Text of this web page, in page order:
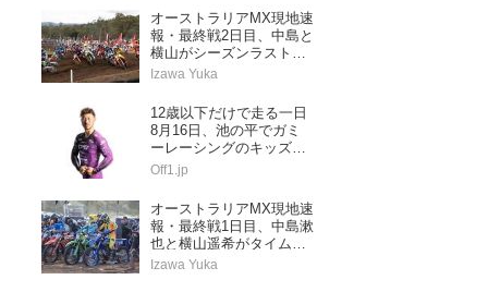
オーストラリアMX現地速
報・最終戦2日目、中島と
横山がシーズンラストレ
ースを走り切る
Izawa Yuka
12歳以下だけで走る一日
8月16日、池の平でガミ
ーレーシングのキッズス
ペシャル
Off1.jp
オーストラリアMX現地速
報・最終戦1日目、中島漱
也と横山遥希がタイムア
タック予選に挑む
Izawa Yuka